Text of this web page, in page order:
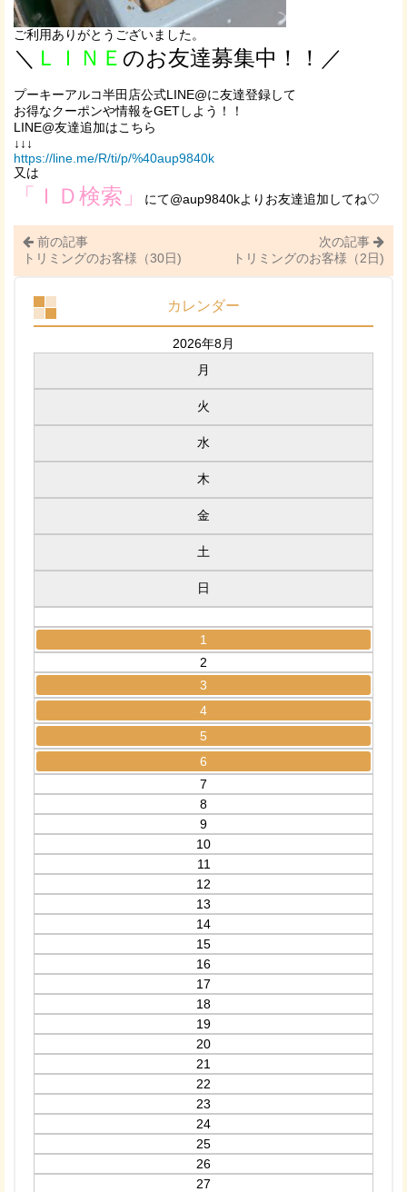
ご利用ありがとうございました。
＼ ＬＩＮＥ のお友達募集中！！／
プーキーアルコ半田店公式LINE@に友達登録して
お得なクーポンや情報をGETしよう！！
LINE@友達追加はこちら
↓↓↓
https://line.me/R/ti/p/%40aup9840k
又は
「ＩＤ検索」 にて@aup9840kよりお友達追加してね♡
前の記事
トリミングのお客様（30日)
次の記事
トリミングのお客様（2日)
カレンダー
2026年8月
月
火
水
木
金
土
日
1
2
3
4
5
6
7
8
9
10
11
12
13
14
15
16
17
18
19
20
21
22
23
24
25
26
27